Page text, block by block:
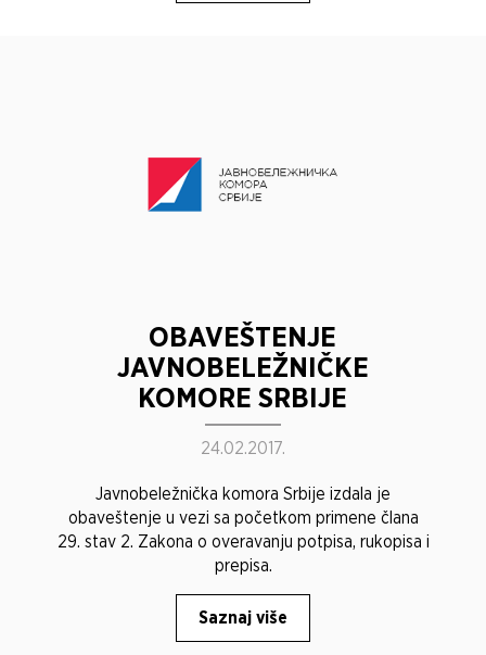
OBAVEŠTENJE
JAVNOBELEŽNIČKE
KOMORE SRBIJE
24.02.2017.
Javnobeležnička komora Srbije izdala je
obaveštenje u vezi sa početkom primene člana
29. stav 2. Zakona o overavanju potpisa, rukopisa i
prepisa.
Saznaj više